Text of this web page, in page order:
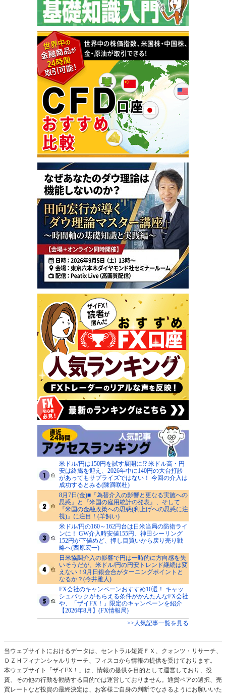
米ドル/円は150円を試す展開に!? 米ドル高・円
安は終焉を迎え、2026年中に140円の大台打診
があってもサプライズではない！ 今回の介入は
成功するとみる(陳満咲杜)
8月7日(金)■『為替介入の影響と更なる実施への
思惑』と『米国の雇用統計の発表』、そして
『米国の金融政策への思惑(利上げへの思惑に注
視)』に注目！(羊飼い)
米ドル/円の160～162円台は日米当局の防衛ライ
ンに！ GW介入時安値155円、神田シーリング
152円が下値めど、押し目買いから戻り売り戦
略へ(西原宏一)
日米協調介入の影響で円は一時的に方向感を失
いそうだが、米ドル/円の円安トレンド継続は変
えない！9月日銀会合がターニングポイントと
なるか？(今井雅人)
FX会社のキャンペーンおすすめ10選！ キャッ
シュバックがもらえる条件がかんたんなFX会社
や、「ザイFX！」限定のキャンペーンを紹介
【2026年8月】(FX情報局)
>>人気記事一覧を見る
当ウェブサイトにおけるデータは、セントラル短資ＦＸ、クォンツ・リサーチ、
ＤＺＨフィナンシャルリサーチ、フィスコから情報の提供を受けております。
本ウェブサイト「ザイFX！」は、情報の提供を目的として運営しており、投
資、その他の行動を勧誘する目的では運営しておりません。通貨ペアの選択、売
買レートなど投資の最終決定は、お客様ご自身の判断でなさるようにお願いいた